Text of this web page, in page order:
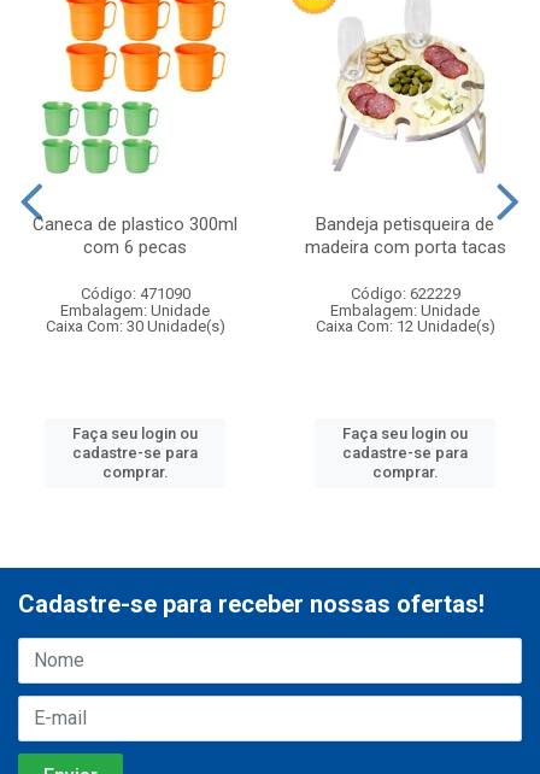
Caneca de plastico 300ml
com 6 pecas
Código: 471090
Embalagem: Unidade
Caixa Com: 30 Unidade(s)
Faça seu login ou
cadastre-se para
comprar.
Bandeja petisqueira de
madeira com porta tacas
Código: 622229
Embalagem: Unidade
Caixa Com: 12 Unidade(s)
Faça seu login ou
cadastre-se para
comprar.
Cadastre-se para receber nossas ofertas!